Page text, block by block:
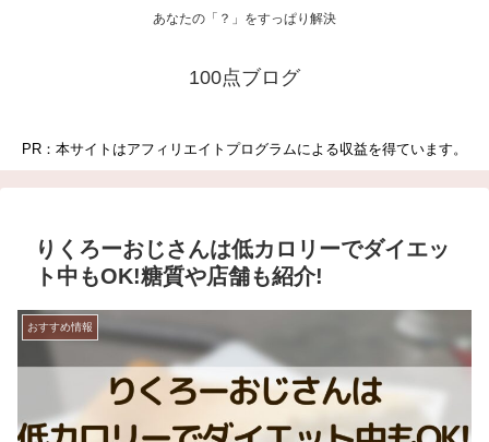
あなたの「？」をすっぱり解決
100点ブログ
PR：本サイトはアフィリエイトプログラムによる収益を得ています。
りくろーおじさんは低カロリーでダイエッ
ト中もOK!糖質や店舗も紹介!
おすすめ情報